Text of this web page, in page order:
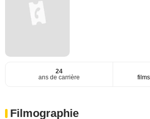
24
ans de carrière
Filmographie